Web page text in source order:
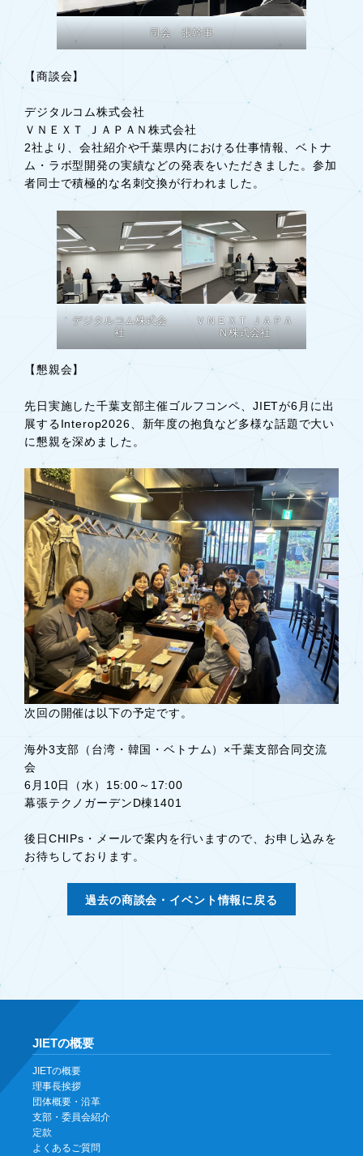
司会 張幹事
【商談会】
デジタルコム株式会社
ＶＮＥＸＴ ＪＡＰＡＮ株式会社
2社より、会社紹介や千葉県内における仕事情報、ベトナ
ム・ラボ型開発の実績などの発表をいただきました。参加
者同士で積極的な名刺交換が行われました。
デジタルコム株式会
社
ＶＮＥＸＴ ＪＡＰＡ
Ｎ株式会社
【懇親会】
先日実施した千葉支部主催ゴルフコンペ、JIETが6月に出
展するInterop2026、新年度の抱負など多様な話題で大い
に懇親を深めました。
次回の開催は以下の予定です。
海外3支部（台湾・韓国・ベトナム）×千葉支部合同交流
会
6月10日（水）15:00～17:00
幕張テクノガーデンD棟1401
後日CHIPs・メールで案内を行いますので、お申し込みを
お待ちしております。
過去の商談会・イベント情報に戻る
JIETの概要
JIETの概要
理事長挨拶
団体概要・沿革
支部・委員会紹介
定款
よくあるご質問